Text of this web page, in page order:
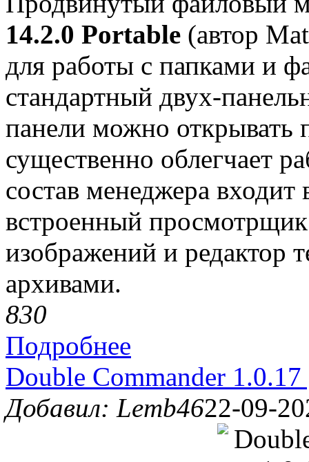
14.2.0 Portable (автор
для работы с папками и
стандартный двух-
панели можно открывать
существенно облегчает
состав менеджера
встроенный
изображений и редактор
архивами.
830
Подробнее
Double Commander
Добавил: Lemb4622-09-